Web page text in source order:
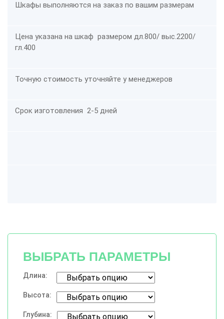
Шкафы выполняются на заказ по вашим размерам
Цена указана на шкаф размером дл.800/ выс.2200/
гл.400
Точную стоимость уточняйте у менеджеров
Срок изготовления 2-5 дней
ВЫБРАТЬ ПАРАМЕТРЫ
Длина:
Высота:
Глубина: